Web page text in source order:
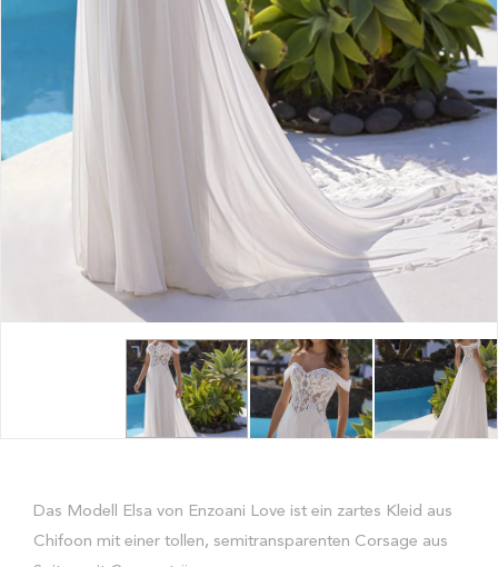
Das Modell Elsa von Enzoani Love ist ein zartes Kleid aus
Chifoon mit einer tollen, semitransparenten Corsage aus